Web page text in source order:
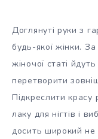
Доглянуті руки з
будь-якої жінки.
жіночої статі
перетворити
Підкреслити
лаку для нігтів і
досить широкий не